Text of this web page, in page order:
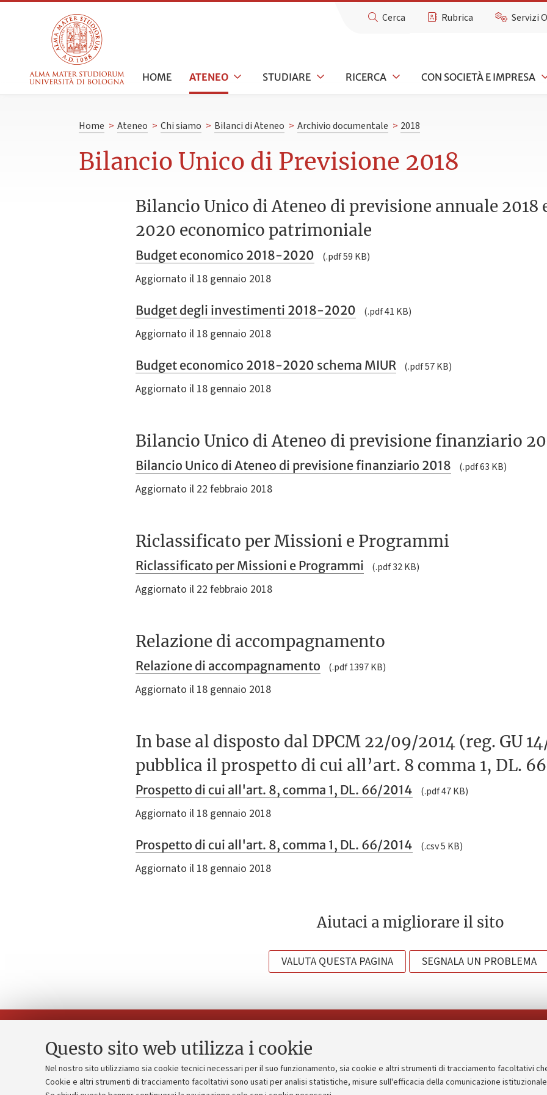
Questo sito web utilizza i cookie
Nel nostro sito utilizziamo sia cookie tecnici necessari per il suo funzionamento, sia cookie e altri strumenti di tracciamento facoltativi
Cookie e altri strumenti di tracciamento facoltativi sono usati per analisi statistiche, misure sull'efficacia della comunicazione
Cerca Rubrica Servizi
HOME ATENEO STUDIARE RICERCA CON SOCIETÀ E IMPRESA
Home > Ateneo > Chi siamo > Bilanci di Ateneo > Archivio documentale > 2018
Bilancio Unico di Previsione 2018
Bilancio Unico di Ateneo di previsione annuale 2018
2020 economico patrimoniale
Budget economico 2018-2020 (.pdf 59 KB)
Aggiornato il 18 gennaio 2018
Budget degli investimenti 2018-2020 (.pdf 41 KB)
Aggiornato il 18 gennaio 2018
Budget economico 2018-2020 schema MIUR (.pdf 57 KB)
Aggiornato il 18 gennaio 2018
Bilancio Unico di Ateneo di previsione finanziario
Bilancio Unico di Ateneo di previsione finanziario 2018 (.pdf 63 KB)
Aggiornato il 22 febbraio 2018
Riclassificato per Missioni e Programmi
Riclassificato per Missioni e Programmi (.pdf 32 KB)
Aggiornato il 22 febbraio 2018
Relazione di accompagnamento
Relazione di accompagnamento (.pdf 1397 KB)
Aggiornato il 18 gennaio 2018
In base al disposto dal DPCM 22/09/2014 (reg. GU
pubblica il prospetto di cui all’art. 8 comma 1, DL.
Prospetto di cui all'art. 8, comma 1, DL. 66/2014 (.pdf 47 KB)
Aggiornato il 18 gennaio 2018
Prospetto di cui all'art. 8, comma 1, DL. 66/2014 (.csv 5 KB)
Aggiornato il 18 gennaio 2018
Aiutaci a migliorare il sito
VALUTA QUESTA PAGINA SEGNALA UN PROBLEMA
Contatti e PEC
Piano strategico
Bandi, gare e concorsi